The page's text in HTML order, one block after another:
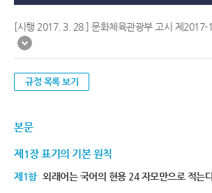
[시행 2017. 3. 28.] 문화체육관광부 고시 제
규정 목록 보기
본문
제1장 표기의 기본 원칙
제1항 외래어는 국어의 현용 24 자모만으로 적는